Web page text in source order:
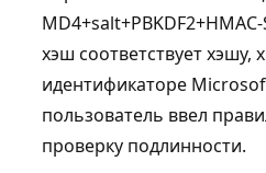
хэш соответствует хэшу,
идентификаторе
пользователь ввел
проверку подлинности.